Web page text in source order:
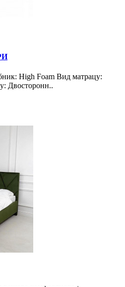
High Foam Вид матрацу:
Двосторонн..